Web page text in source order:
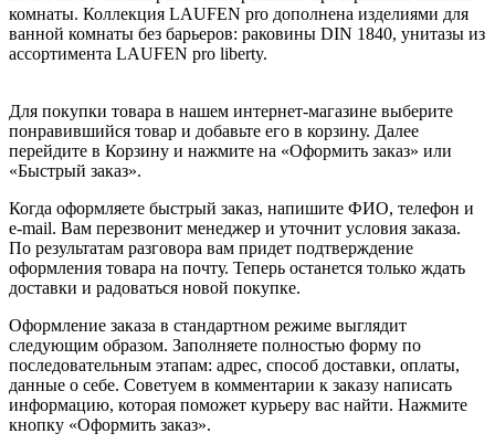
комнаты. Коллекция LAUFEN pro дополнена изделиями для
ванной комнаты без барьеров: раковины DIN 1840, унитазы из
ассортимента LAUFEN pro liberty.
Для покупки товара в нашем интернет-магазине выберите
понравившийся товар и добавьте его в корзину. Далее
перейдите в Корзину и нажмите на «Оформить заказ» или
«Быстрый заказ».
Когда оформляете быстрый заказ, напишите ФИО, телефон и
e-mail. Вам перезвонит менеджер и уточнит условия заказа.
По результатам разговора вам придет подтверждение
оформления товара на почту. Теперь останется только ждать
доставки и радоваться новой покупке.
Оформление заказа в стандартном режиме выглядит
следующим образом. Заполняете полностью форму по
последовательным этапам: адрес, способ доставки, оплаты,
данные о себе. Советуем в комментарии к заказу написать
информацию, которая поможет курьеру вас найти. Нажмите
кнопку «Оформить заказ».